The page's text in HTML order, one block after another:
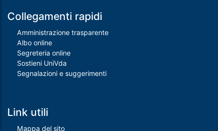
Collegamenti rapidi
Amministrazione trasparente
Albo online
Segreteria online
Sostieni UniVda
Segnalazioni e suggerimenti
Link utili
Mappa del sito